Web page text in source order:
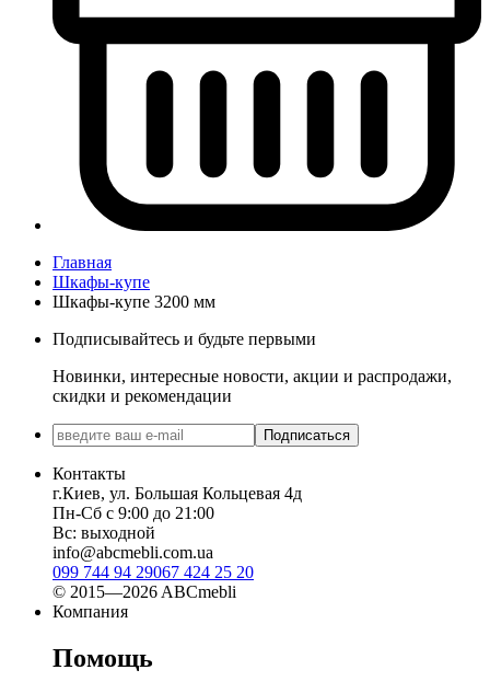
Главная
Шкафы-купе
Шкафы-купе 3200 мм
Подписывайтесь и будьте первыми
Новинки, интересные новости, акции и распродажи,
скидки и рекомендации
Подписаться
Контакты
г.Киев, ул. Большая Кольцевая 4д
Пн-Сб с 9:00 до 21:00
Вс: выходной
info@abcmebli.com.ua
099 744 94 29067 424 25 20
© 2015—2026 ABCmebli
Компания
Помощь